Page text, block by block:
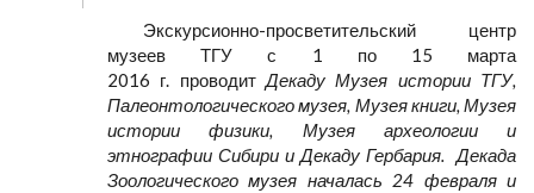
Экскурсионно-просветительский центр
музеев ТГУ с 1 по 15 марта
2016 г. проводит Декаду Музея истории ТГУ,
Палеонтологического музея, Музея книги, Музея
истории физики, Музея археологии и
этнографии Сибири и Декаду Гербария. Декада
Зоологического музея началась 24 февраля и